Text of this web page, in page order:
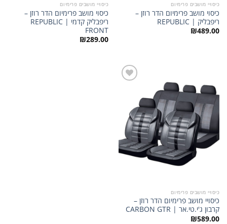
כיסויי מושבים פרימיום
כיסוי מושב פרימיום הדר רוזן –
ריפבליק | REPUBLIC
₪489.00
כיסויי מושבים פרימיום
כיסוי מושב פרימיום הדר רוזן –
ריפבליק קדמי | REPUBLIC
FRONT
₪289.00
כיסויי מושבים פרימיום
כיסויי מושב פרימיום הדר רוזן –
קרבון ג'י.טי.אר | CARBON GTR
₪589.00